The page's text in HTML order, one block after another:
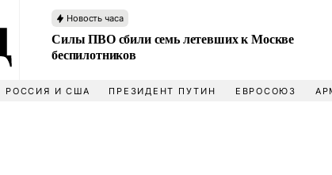
Новость часа
Силы ПВО сбили семь летевших к Москве
беспилотников
РОССИЯ И США ПРЕЗИДЕНТ ПУТИН ЕВРОСОЮЗ